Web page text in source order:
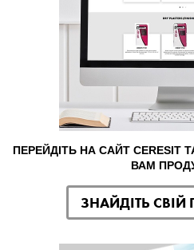
ПЕРЕЙДІТЬ НА САЙТ CERESIT
ВАМ
ЗНАЙДІТЬ СВІЙ